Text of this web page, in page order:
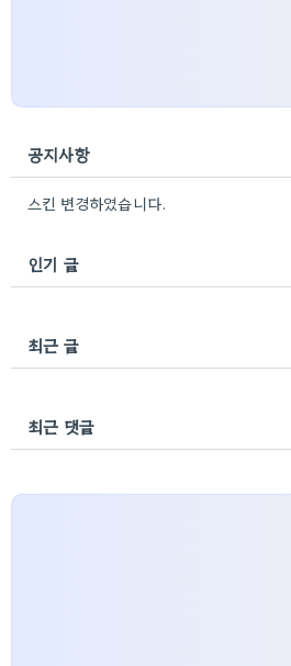
공지사항
스킨 변경하였습니다.
인기 글
최근 글
최근 댓글